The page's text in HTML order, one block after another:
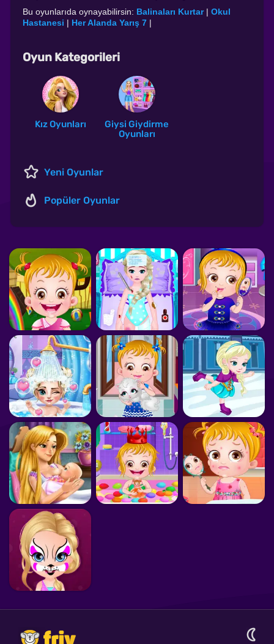
Bu oyunlarıda oynayabilirsin: Balinaları Kurtar | Okul
Hastanesi | Her Alanda Yarış 7 |
Oyun Kategorileri
Kız Oyunları
Giysi Giydirme
Oyunları
Yeni Oyunlar
Popüler Oyunlar